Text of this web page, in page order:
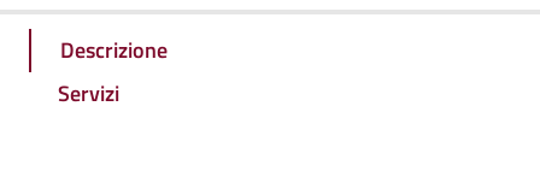
Descrizione
Servizi